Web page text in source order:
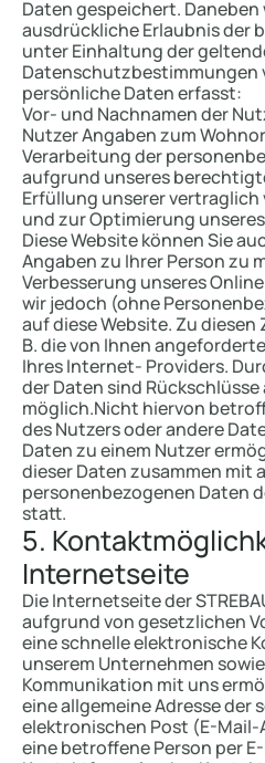
Daten gespeichert.
ausdrückliche Erlaubnis der
unter Einhaltung der
Datenschutzbestimmungen
persönliche Daten erfasst:
Vor- und Nachnamen der
Nutzer Angaben zum
Verarbeitung der
aufgrund unseres
Erfüllung unserer
und zur Optimierung
Diese Website können Sie
Angaben zu Ihrer Person zu
Verbesserung unseres
wir jedoch (ohne
auf diese Website. Zu
B. die von Ihnen
Ihres Internet- Providers.
der Daten sind
möglich.Nicht hiervon
des Nutzers oder andere
Daten zu einem Nutzer
dieser Daten zusammen mit
personenbezogenen Daten
statt.
5.
Internetseite
Die Internetseite der
aufgrund von gesetzlichen
eine schnelle elektronische
unserem Unternehmen
Kommunikation mit uns
eine allgemeine Adresse der
elektronischen Post (E-
eine betroffene Person per